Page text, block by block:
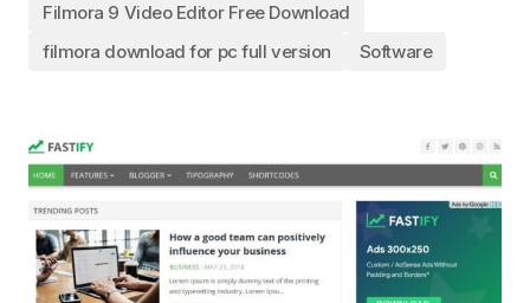
Filmora 9 Video Editor Free Download
filmora download for pc full version
Software